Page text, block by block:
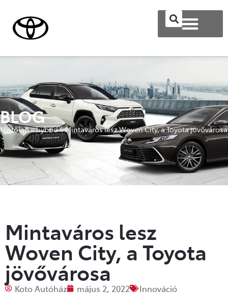
BLOG
Nyitólap»hybrid»Mintaváros lesz Woven City, a Toyota jövővárosa
Mintaváros lesz
Woven City, a Toyota
jövővárosa
Koto Autóház május 2, 2022 Innováció